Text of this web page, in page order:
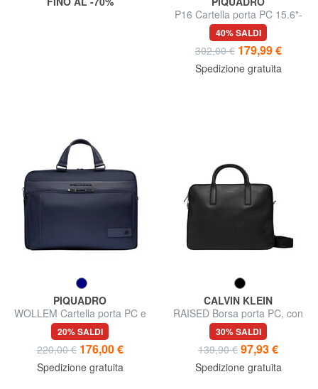
P16 Cartella porta PC 15.6"-
iPad 10,5"
40% SALDI
302,00 € 179,99 €
Spedizione gratuita
PIQUADRO
WOLLEM Cartella porta PC e
iPadPro 12.9"
20% SALDI
220,00 € 176,00 €
Spedizione gratuita
CALVIN KLEIN
RAISED Borsa porta PC, con
tracolla
30% SALDI
139,90 € 97,93 €
Spedizione gratuita